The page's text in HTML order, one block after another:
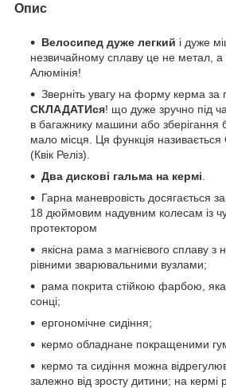
Опис
Велосипед дуже легкий і дуже
незвичайному сплаву це не метал, а
Алюмінія!
Зверніть увагу на форму керма за
СКЛАДАТИся! що дуже зручно під
в багажнику машини або зберігання
мало місця. Ця функція
(Квік Реліз).
Два дискові гальма на кермі
Гарна маневровість досягається
18 дюймовим надувним колесам із
протектором
якісна рама з магнієвого сплаву з
рівними зварювальними вузлами;
рама покрита стійкою фарбою,
сонці;
ергономічне сидіння;
кермо обладнане покращеними
кермо та сидіння можна
залежно від зросту дитини; на кермі